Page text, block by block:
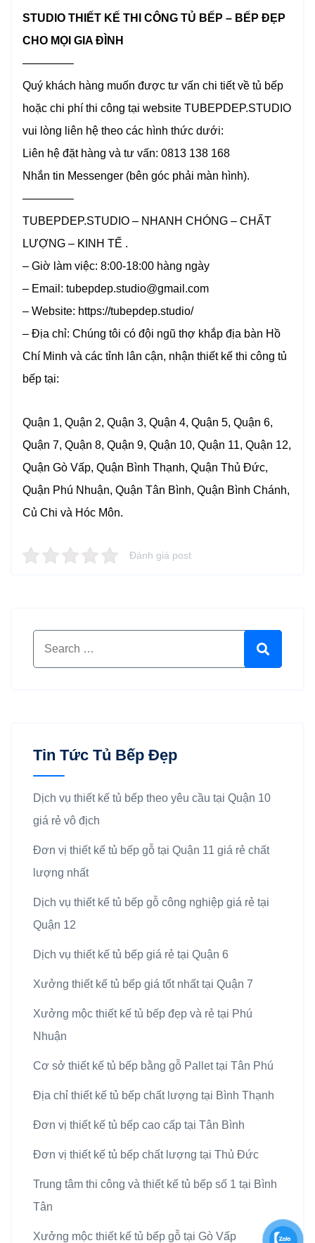
STUDIO THIẾT KẾ THI CÔNG TỦ BẾP – BẾP ĐẸP
CHO MỌI GIA ĐÌNH
————–
Quý khách hàng muốn được tư vấn chi tiết về tủ bếp
hoặc chi phí thi công tại website TUBEPDEP.STUDIO
vui lòng liên hệ theo các hình thức dưới:
Liên hệ đặt hàng và tư vấn: 0813 138 168
Nhắn tin Messenger (bên góc phải màn hình).
————–
TUBEPDEP.STUDIO – NHANH CHÓNG – CHẤT
LƯỢNG – KINH TẾ .
– Giờ làm việc: 8:00-18:00 hàng ngày
– Email: tubepdep.studio@gmail.com
– Website: https://tubepdep.studio/
– Địa chỉ: Chúng tôi có đội ngũ thợ khắp địa bàn Hồ
Chí Minh và các tỉnh lân cận, nhận thiết kế thi công tủ
bếp tại:
Quận 1, Quận 2, Quận 3, Quận 4, Quận 5, Quận 6,
Quận 7, Quận 8, Quận 9, Quận 10, Quận 11, Quận 12,
Quận Gò Vấp, Quận Bình Thạnh, Quận Thủ Đức,
Quận Phú Nhuận, Quận Tân Bình, Quận Bình Chánh,
Củ Chi và Hóc Môn.
Đánh giá post
Tin Tức Tủ Bếp Đẹp
Dịch vụ thiết kế tủ bếp theo yêu cầu tại Quận 10
giá rẻ vô địch
Đơn vị thiết kế tủ bếp gỗ tại Quận 11 giá rẻ chất
lượng nhất
Dịch vụ thiết kế tủ bếp gỗ công nghiệp giá rẻ tại
Quận 12
Dịch vụ thiết kế tủ bếp giá rẻ tại Quận 6
Xưởng thiết kế tủ bếp giá tốt nhất tại Quận 7
Xưởng mộc thiết kế tủ bếp đẹp và rẻ tại Phú
Nhuận
Cơ sở thiết kế tủ bếp bằng gỗ Pallet tại Tân Phú
Địa chỉ thiết kế tủ bếp chất lượng tại Bình Thạnh
Đơn vị thiết kế tủ bếp cao cấp tại Tân Bình
Đơn vị thiết kế tủ bếp chất lượng tại Thủ Đức
Trung tâm thi công và thiết kế tủ bếp số 1 tại Bình
Tân
Xưởng mộc thiết kế tủ bếp gỗ tại Gò Vấp